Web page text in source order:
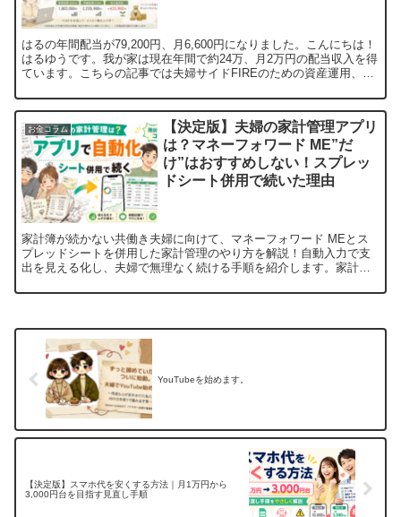
はるの年間配当が79,200円、月6,600円になりました。こんにちは！
はるゆうです。我が家は現在年間で約24万、月2万円の配当収入を得
ています。こちらの記事では夫婦サイドFIREのための資産運用、特
お金コラム
【決定版】夫婦の家計管理アプリ
は？マネーフォワード ME”だ
け”はおすすめしない！スプレッ
ドシート併用で続いた理由
家計簿が続かない共働き夫婦に向けて、マネーフォワード MEとス
プレッドシートを併用した家計管理のやり方を解説！自動入力で支
出を見える化し、夫婦で無理なく続ける手順を紹介します。家計簿
YouTubeを始めます。
【決定版】スマホ代を安くする方法｜月1万円から
3,000円台を目指す見直し手順